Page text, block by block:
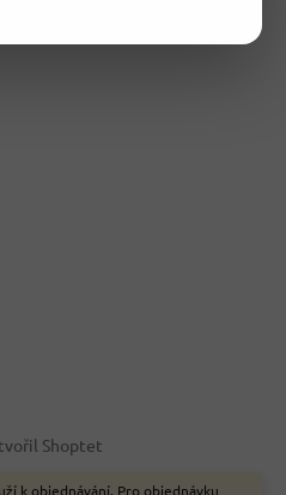
k objednávání. Pro objednávku
Shoptet